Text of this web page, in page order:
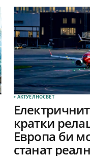
АКТУЕЛНОСВЕТ
кратки
Европа би
станат